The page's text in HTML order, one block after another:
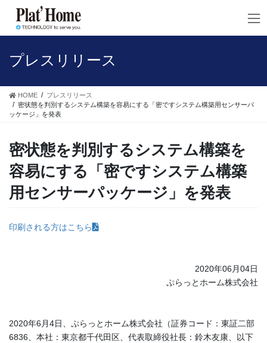
プレスリリース
HOME
プレスリリース
密状態を判別するシステム構築を容易にする「密ですシステム構築用センサーパ
ッケージ」を発表
密状態を判別するシステム構築を
容易にする「密ですシステム構築
用センサーパッケージ」を発表
印刷される方はこちら
2020年06月04日
ぷらっとホーム株式会社
2020年6月4日、ぷらっとホーム株式会社（証券コード：東証二部
6836、本社：東京都千代田区、代表取締役社長：鈴木友康、以下